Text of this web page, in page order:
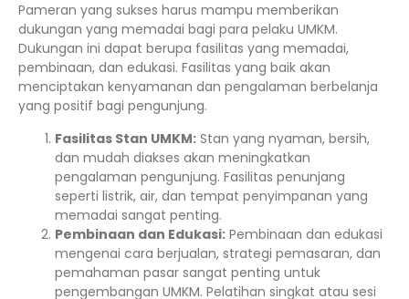
Pameran yang sukses harus mampu memberikan
dukungan yang memadai bagi para pelaku UMKM.
Dukungan ini dapat berupa fasilitas yang memadai,
pembinaan, dan edukasi. Fasilitas yang baik akan
menciptakan kenyamanan dan pengalaman berbelanja
yang positif bagi pengunjung.
Fasilitas Stan UMKM: Stan yang nyaman, bersih,
dan mudah diakses akan meningkatkan
pengalaman pengunjung. Fasilitas penunjang
seperti listrik, air, dan tempat penyimpanan yang
memadai sangat penting.
Pembinaan dan Edukasi: Pembinaan dan edukasi
mengenai cara berjualan, strategi pemasaran, dan
pemahaman pasar sangat penting untuk
pengembangan UMKM. Pelatihan singkat atau sesi